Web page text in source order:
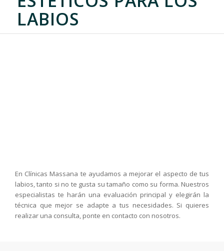
LABIOS
En Clínicas Massana te ayudamos a mejorar el aspecto de tus
labios, tanto si no te gusta su tamaño como su forma. Nuestros
especialistas te harán una evaluación principal y elegirán la
técnica que mejor se adapte a tus necesidades. Si quieres
realizar una consulta, ponte en contacto con nosotros.